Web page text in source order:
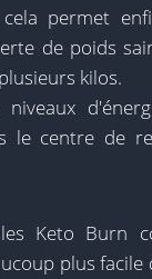
permet
de poids
kilos.
niveaux
le centre de
Keto Burn
plus